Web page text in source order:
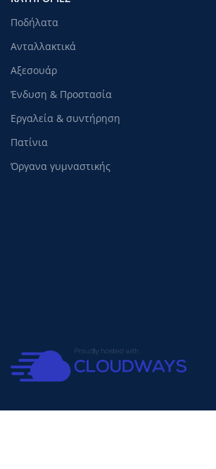
Ποδήλατα
Ανταλλακτικά
Αξεσουάρ
Ένδυση & Προστασία
Εργαλεία & συντήρηση
Πατίνια
Όργανα γυμναστικής